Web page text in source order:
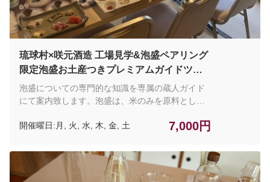
琉球村×咲元酒造 工場見学&泡盛ペアリング
限定泡盛お土産つきプレミアムガイドツア
ー
泡盛についての専門的な知識を専属の蔵人ガイド
にて案内致します。泡盛は、米のみを原料として
成させることで泡盛自身の成分が変化し、甘みを
ス）へと育っていきます。咲元酒造は創業１２０
年以上の歴史があり、県内老舗ならではのこだわ
りの味を皆様に楽しんでいただきたいと思いま
開催曜日:月, 火, 水, 木, 金, 土 7,000円